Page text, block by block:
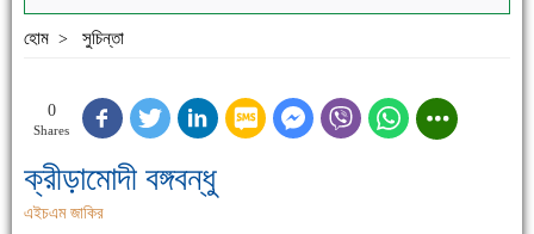
হোম > সুচিন্তা
0
Shares
ক্রীড়ামোদী বঙ্গবন্ধু
এইচএম জাকির